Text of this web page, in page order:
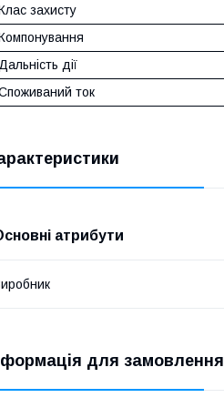
захисту
дії
ток
атрибути
для замовлення